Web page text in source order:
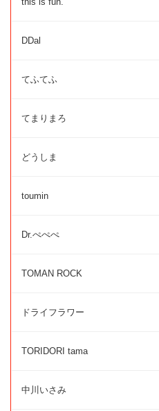
DDal
てふてふ
てまりまろ
どうしま
toumin
Dr.ぺぺぺ
TOMAN ROCK
ドライフラワー
TORIDORI tama
中川いさみ